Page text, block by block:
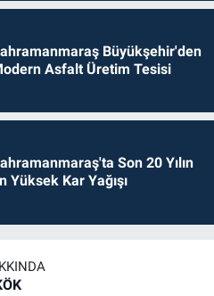
Büyükşehir'den
Asfalt Üretim Tesisi
Son 20 Yılın
Yüksek Kar Yağışı